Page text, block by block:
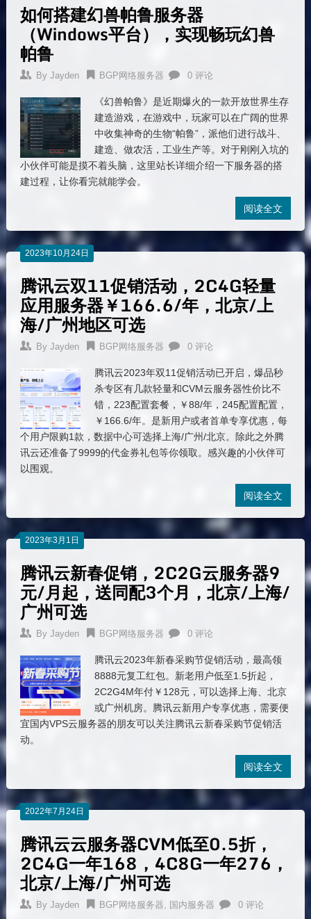
如何搭建幻兽帕鲁服务器
（Windows平台），实现畅玩幻兽
帕鲁
By Jayden BGP网络服务器 0 评论
《幻兽帕鲁》是近期爆火的一款开放世界生存
建造游戏，在游戏中，玩家可以在广阔的世界
中收集神奇的生物“帕鲁”，派他们进行战斗、
建造、做农活，工业生产等。对于刚刚入坑的
小伙伴可能是摸不着头脑，这里站长详细介绍一下服务器的搭
建过程，让你看完就能学会。
阅读全文
2023年10月24日
腾讯云双11促销活动，2C4G轻量
应用服务器￥166.6/年，北京/上
海/广州地区可选
By Jayden BGP网络服务器 0 评论
腾讯云2023年双11促销活动已开启，爆品秒
杀专区有几款轻量和CVM云服务器性价比不
错，223配置套餐，￥88/年，245配置配置，
￥166.6/年。是新用户或者首单专享优惠，每
个用户限购1款，数据中心可选择上海/广州/北京。除此之外腾
讯云还准备了9999的代金券礼包等你领取。感兴趣的小伙伴可
以围观。
阅读全文
2023年3月1日
腾讯云新春促销，2C2G云服务器9
元/月起，送同配3个月，北京/上海/
广州可选
By Jayden BGP网络服务器 0 评论
腾讯云2023年新春采购节促销活动，最高领
8888元复工红包。新老用户低至1.5折起，
2C2G4M年付￥128元，可以选择上海、北京
或广州机房。腾讯云新用户专享优惠，需要便
宜国内VPS云服务器的朋友可以关注腾讯云新春采购节促销活
动。
阅读全文
2022年7月24日
腾讯云云服务器CVM低至0.5折，
2C4G一年168，4C8G一年276，
北京/上海/广州可选
By Jayden BGP网络服务器, 国内服务器 0 评论